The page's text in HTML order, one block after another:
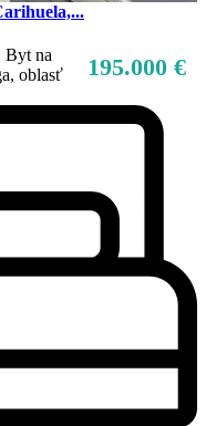
195.000 €
Byt na
oblasť